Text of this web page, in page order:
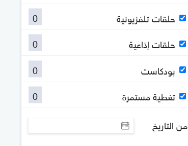
حلقات تلفزيونية
0
حلقات إذاعية
0
بودكاست
0
تغطية مستمرة
0
من التاريخ